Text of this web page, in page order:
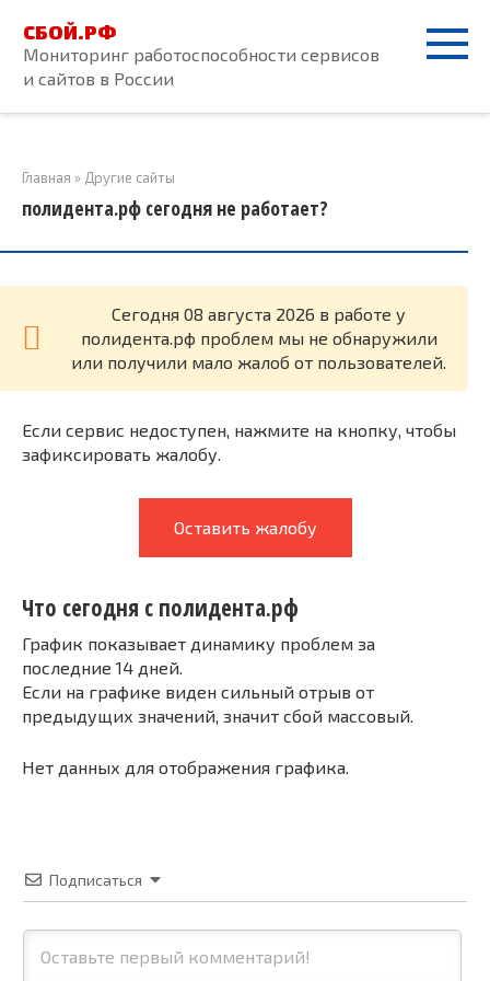
контенту
СБОЙ.РФ
Мониторинг работоспособности сервисов
и сайтов в России
Главная » Другие сайты
полидента.рф сегодня не работает?
Cегодня 08 августа 2026 в работе у
полидента.рф проблем мы не обнаружили
или получили мало жалоб от пользователей.
Если сервис недоступен, нажмите на кнопку, чтобы
зафиксировать жалобу.
Оставить жалобу
Что сегодня с полидента.рф
График показывает динамику проблем за
последние 14 дней.
Если на графике виден сильный отрыв от
предыдущих значений, значит сбой массовый.
Нет данных для отображения графика.
Подписаться